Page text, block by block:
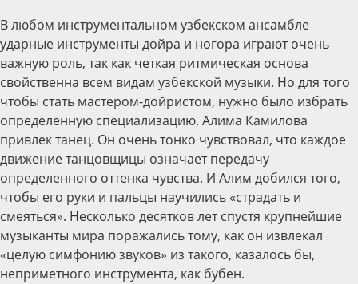
В любом инструментальном узбекском ансамбле
ударные инструменты дойра и ногора играют очень
важную роль, так как четкая ритмическая основа
свойственна всем видам узбекской музыки. Но для того
чтобы стать мастером-дойристом, нужно было избрать
определенную специализацию. Алима Камилова
привлек танец. Он очень тонко чувствовал, что каждое
движение танцовщицы означает передачу
определенного оттенка чувства. И Алим добился того,
чтобы его руки и пальцы научились «страдать и
смеяться». Несколько десятков лет спустя крупнейшие
музыканты мира поражались тому, как он извлекал
«целую симфонию звуков» из такого, казалось бы,
неприметного инструмента, как бубен.